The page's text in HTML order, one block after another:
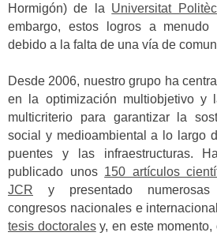
Hormigón) de la Universitat
embargo, estos logros a menudo
debido a la falta de una vía de
Desde 2006, nuestro grupo ha
en la optimización multiobjetivo y
multicriterio para garantizar la
social y medioambiental a lo largo
puentes y las infraestructuras.
publicado unos 150 artículos
JCR y presentado numerosas
congresos nacionales e
tesis doctoralesy, en este momento,